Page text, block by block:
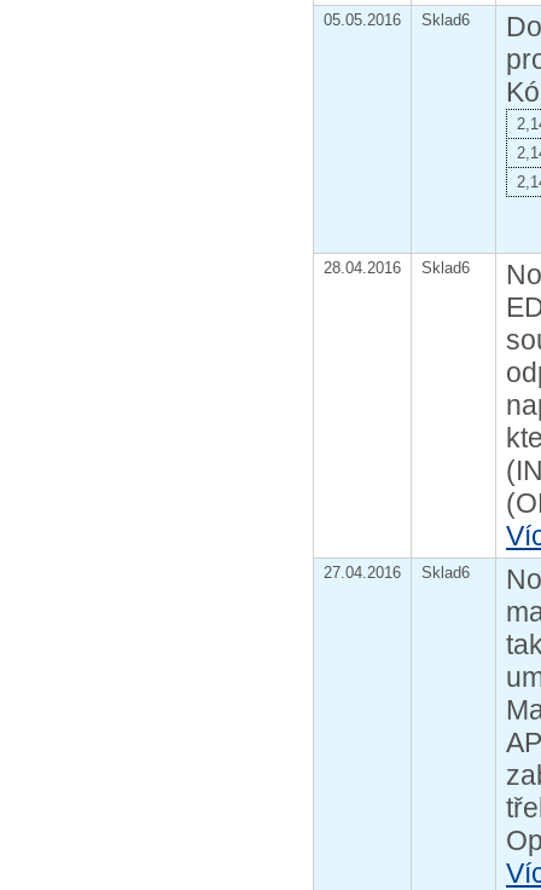
05.05.2016 Sklad6
28.04.2016 Sklad6
27.04.2016 Sklad6